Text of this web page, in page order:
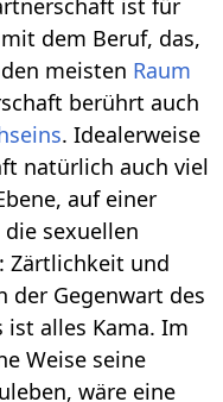
ist für
dem Beruf, das,
meisten Raum
berührt auch
. Idealerweise
natürlich auch viel
auf einer
sexuellen
Zärtlichkeit und
der Gegenwart des
ist alles Kama. Im
Weise seine
wäre eine